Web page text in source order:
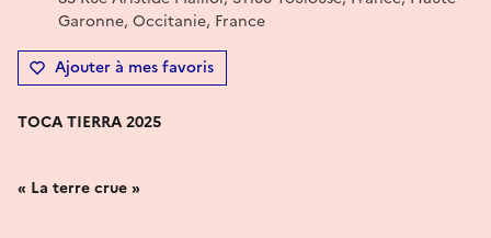
Garonne, Occitanie, France
Ajouter à mes favoris
TOCA TIERRA 2025
« La terre crue »